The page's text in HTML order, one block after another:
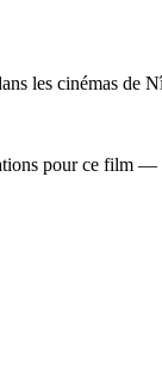
les cinémas de
pour ce film —